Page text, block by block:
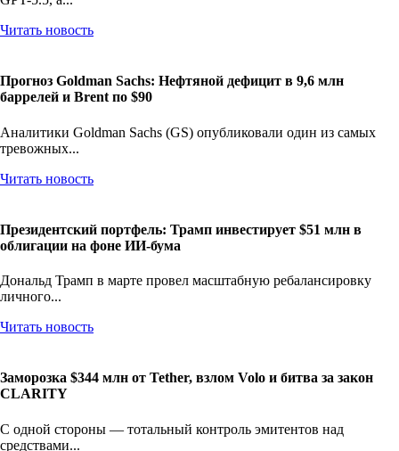
Читать новость
Прогноз Goldman Sachs: Нефтяной дефицит в 9,6 млн
баррелей и Brent по $90
Аналитики Goldman Sachs (GS) опубликовали один из самых
тревожных...
Читать новость
Президентский портфель: Трамп инвестирует $51 млн в
облигации на фоне ИИ-бума
Дональд Трамп в марте провел масштабную ребалансировку
личного...
Читать новость
Заморозка $344 млн от Tether, взлом Volo и битва за закон
CLARITY
С одной стороны — тотальный контроль эмитентов над
средствами...